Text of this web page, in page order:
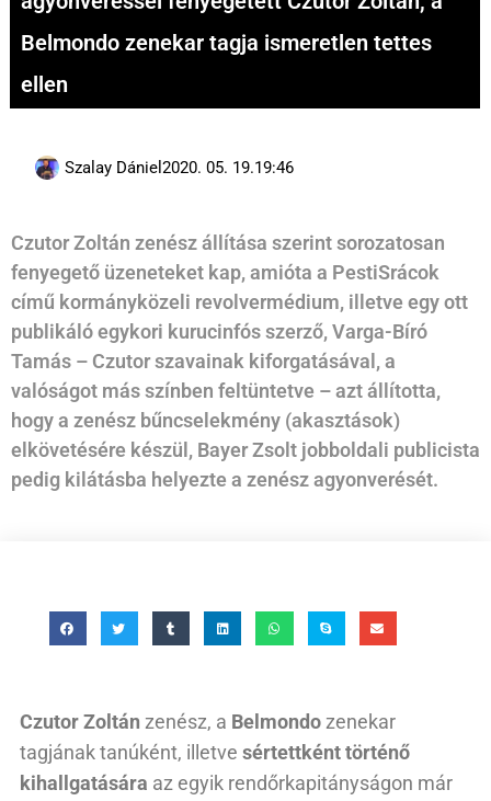
Belmondo zenekar tagja ismeretlen tettes
ellen
Szalay Dániel 2020. 05. 19.19:46
Czutor Zoltán zenész állítása szerint sorozatosan
fenyegető üzeneteket kap, amióta a PestiSrácok
című kormányközeli revolvermédium, illetve egy ott
publikáló egykori kurucinfós szerző, Varga-Bíró
Tamás – Czutor szavainak kiforgatásával, a
valóságot más színben feltüntetve – azt állította,
hogy a zenész bűncselekmény (akasztások)
elkövetésére készül, Bayer Zsolt jobboldali publicista
pedig kilátásba helyezte a zenész agyonverését.
Czutor Zoltán zenész, a Belmondo zenekar
tagjának tanúként, illetve sértettként történő
kihallgatására az egyik rendőrkapitányságon már